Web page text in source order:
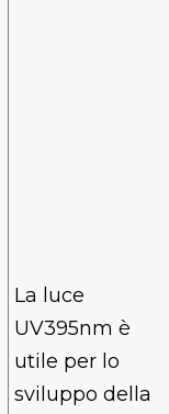
La luce
UV395nm è
utile per lo
sviluppo della